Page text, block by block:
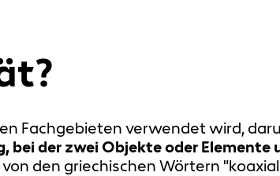
Fachgebieten verwendet wird,
bei der zwei Objekte oder Elemente
den griechischen Wörtern